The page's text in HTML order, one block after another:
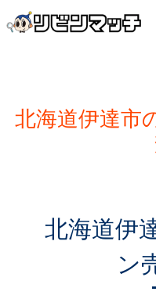
北海道伊達市
北海道伊
ン